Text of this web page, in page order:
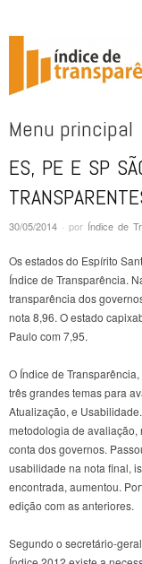
ÍNDICE
Menu principal
Pular para o conteúdo
ES, PE E SP
30/05/2014 · por Índice de
Os estados do Espírito
Índice de Transparência.
transparência dos
nota 8,96. O estado
Paulo com 7,95.
O Índice de
três grandes temas para
Atualização, e
metodologia de avaliação,
conta dos governos.
usabilidade na nota final,
encontrada, aumentou.
edição com as anteriores.
Segundo o secretário-